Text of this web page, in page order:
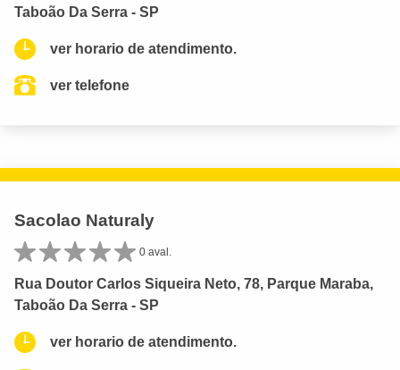
Taboão Da Serra - SP
ver horario de atendimento.
ver telefone
Sacolao Naturaly
0 aval.
Rua Doutor Carlos Siqueira Neto, 78, Parque Maraba,
Taboão Da Serra - SP
ver horario de atendimento.